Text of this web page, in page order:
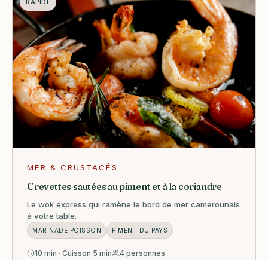
RAPIDE
MER & CRUSTACÉS
Crevettes sautées au piment et à la coriandre
Le wok express qui ramène le bord de mer camerounais
à votre table.
MARINADE POISSON PIMENT DU PAYS
10 min · Cuisson 5 min 4 personnes